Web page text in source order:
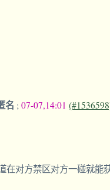
名 ; 07-07,14:01
对方禁区对方一碰就能